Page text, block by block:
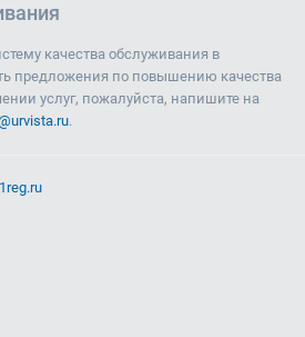
качества обслуживания в
предложения по повышению качества
услуг, пожалуйста, напишите на
.